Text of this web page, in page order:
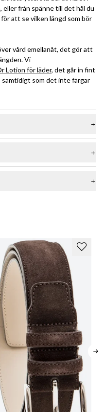
från spänne till det hål du
att se vilken längd som bör
vård emellanåt, det gör att
Vi
Lotion för läder, det går in fint
samtidigt som det inte färgar